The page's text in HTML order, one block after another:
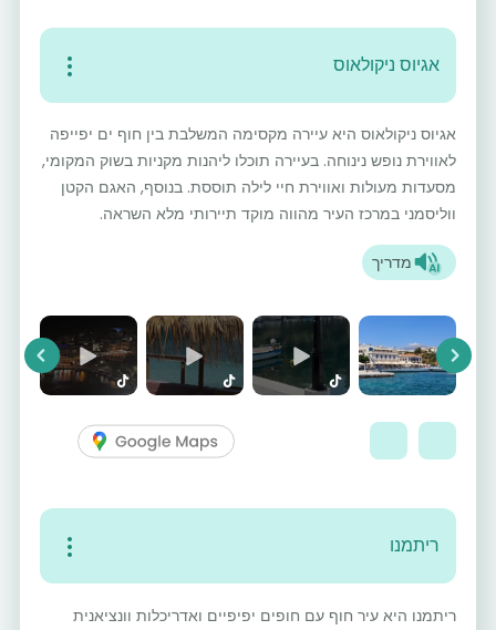
אגיוס ניקולאוס
אגיוס ניקולאוס היא עיירה מקסימה המשלבת בין חוף ים יפייפה
לאווירת נופש נינוחה. בעיירה תוכלו ליהנות מקניות בשוק המקומי,
מסעדות מעולות ואווירת חיי לילה תוססת. בנוסף, האגם הקטן
ווליסמני במרכז העיר מהווה מוקד תיירותי מלא השראה.
מדריך
Next
ריתמנו
ריתמנו היא עיר חוף עם חופים יפיפיים ואדריכלות וונציאנית